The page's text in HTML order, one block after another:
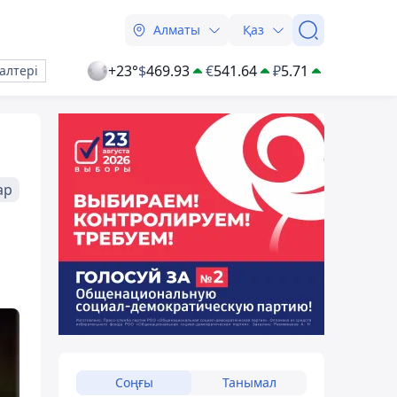
Алматы Қаз
+23°$469.93 €541.64 ₽5.71
Соңғы Танымал